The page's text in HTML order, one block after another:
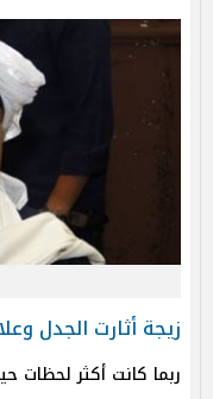
زيجة أثارت الجدل
ربما كانت أكثر لحظات